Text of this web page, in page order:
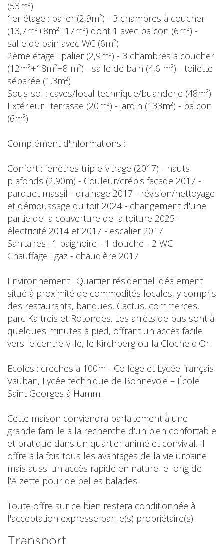
(53m²)
1er étage : palier (2,9m²) - 3 chambres à coucher
(13,7m²+8m²+17m²) dont 1 avec balcon (6m²) -
salle de bain avec WC (6m²)
2ème étage : palier (2,9m²) - 3 chambres à coucher
(12m²+18m²+8 m²) - salle de bain (4,6 m²) - toilette
séparée (1,3m²)
Sous-sol : caves/local technique/buanderie (48m²)
Extérieur : terrasse (20m²) - jardin (133m²) - balcon
(6m²)
Complément d'informations :
Confort : fenêtres triple-vitrage (2017) - hauts
plafonds (2,90m) - Couleur/crépis façade 2017 -
parquet massif - drainage 2017 - révision/nettoyage
et démoussage du toit 2024 - changement d'une
partie de la couverture de la toiture 2025 -
électricité 2014 et 2017 - escalier 2017
Sanitaires : 1 baignoire - 1 douche - 2 WC
Chauffage : gaz - chaudière 2017
Environnement : Quartier résidentiel idéalement
situé à proximité de commodités locales, y compris
des restaurants, banques, Cactus, commerces,
parc Kaltreis et Rotondes. Les arrêts de bus sont à
quelques minutes à pied, offrant un accès facile
vers le centre-ville, le Kirchberg ou la Cloche d'Or.
Ecoles : crèches à 100m - Collège et Lycée français
Vauban, Lycée technique de Bonnevoie – École
Saint Georges à Hamm.
Cette maison conviendra parfaitement à une
grande famille à la recherche d'un bien confortable
et pratique dans un quartier animé et convivial. Il
offre à la fois tous les avantages de la vie urbaine
mais aussi un accès rapide en nature le long de
l'Alzette pour de belles balades.
Toute offre sur ce bien restera conditionnée à
l'acceptation expresse par le(s) propriétaire(s).
Transport